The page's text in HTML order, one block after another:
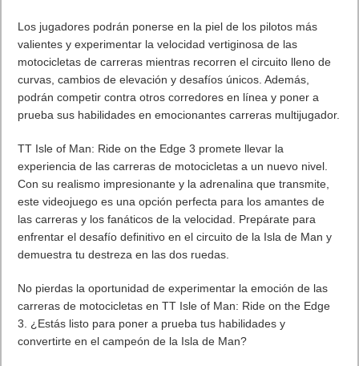
Los jugadores podrán ponerse en la piel de los pilotos más
valientes y experimentar la velocidad vertiginosa de las
motocicletas de carreras mientras recorren el circuito lleno de
curvas, cambios de elevación y desafíos únicos. Además,
podrán competir contra otros corredores en línea y poner a
prueba sus habilidades en emocionantes carreras multijugador.
TT Isle of Man: Ride on the Edge 3 promete llevar la
experiencia de las carreras de motocicletas a un nuevo nivel.
Con su realismo impresionante y la adrenalina que transmite,
este videojuego es una opción perfecta para los amantes de
las carreras y los fanáticos de la velocidad. Prepárate para
enfrentar el desafío definitivo en el circuito de la Isla de Man y
demuestra tu destreza en las dos ruedas.
No pierdas la oportunidad de experimentar la emoción de las
carreras de motocicletas en TT Isle of Man: Ride on the Edge
3. ¿Estás listo para poner a prueba tus habilidades y
convertirte en el campeón de la Isla de Man?